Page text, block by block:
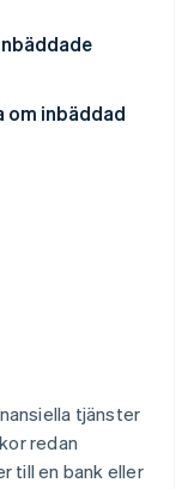
om inbäddad
som en
kan stötta
tjänster
redan
till en bank eller